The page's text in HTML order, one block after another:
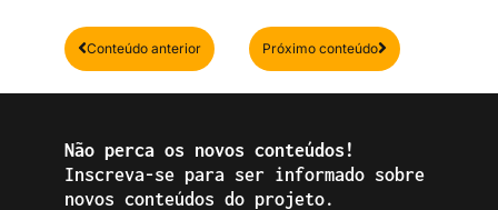
Anterior
Conteúdo anterior Próximo conteúdoPróximo
Não perca os novos conteúdos!
Inscreva-se para ser informado sobre
novos conteúdos do projeto.